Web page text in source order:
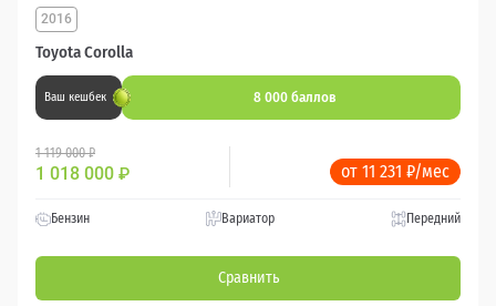
Toyota Corolla
2016
Ваш кешбек 8 000 баллов
1 119 000 ₽
1 018 000 ₽ от 11 231 ₽/мес
Бензин Вариатор Передний
Сравнить